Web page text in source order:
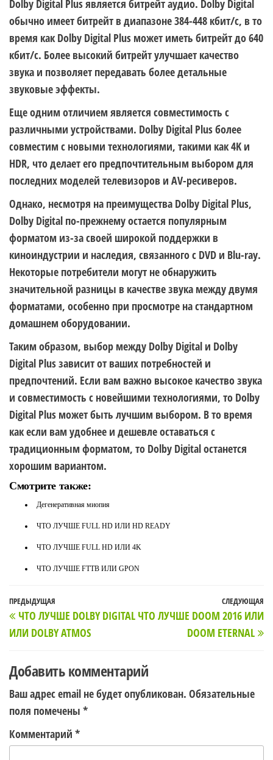
Dolby Digital Plus является битрейт аудио. Dolby Digital
обычно имеет битрейт в диапазоне 384-448 кбит/с, в то
время как Dolby Digital Plus может иметь битрейт до 640
кбит/с. Более высокий битрейт улучшает качество
звука и позволяет передавать более детальные
звуковые эффекты.
Еще одним отличием является совместимость с
различными устройствами. Dolby Digital Plus более
совместим с новыми технологиями, такими как 4K и
HDR, что делает его предпочтительным выбором для
последних моделей телевизоров и AV-ресиверов.
Однако, несмотря на преимущества Dolby Digital Plus,
Dolby Digital по-прежнему остается популярным
форматом из-за своей широкой поддержки в
киноиндустрии и наследия, связанного с DVD и Blu-ray.
Некоторые потребители могут не обнаружить
значительной разницы в качестве звука между двумя
форматами, особенно при просмотре на стандартном
домашнем оборудовании.
Таким образом, выбор между Dolby Digital и Dolby
Digital Plus зависит от ваших потребностей и
предпочтений. Если вам важно высокое качество звука
и совместимость с новейшими технологиями, то Dolby
Digital Plus может быть лучшим выбором. В то время
как если вам удобнее и дешевле оставаться с
традиционным форматом, то Dolby Digital останется
хорошим вариантом.
Смотрите также:
Дегенеративная миопия
ЧТО ЛУЧШЕ FULL HD ИЛИ HD READY
ЧТО ЛУЧШЕ FULL HD ИЛИ 4K
ЧТО ЛУЧШЕ FTTB ИЛИ GPON
Навигация
по
записям
Предыдущая
запись
ПРЕДЫДУЩАЯ
ЧТО ЛУЧШЕ DOLBY DIGITAL
ИЛИ DOLBY ATMOS
СЛЕДУЮЩАЯ
ЧТО ЛУЧШЕ DOOM 2016 ИЛИ
DOOM ETERNAL
Добавить комментарий
Ваш адрес email не будет опубликован. Обязательные
поля помечены *
Комментарий *